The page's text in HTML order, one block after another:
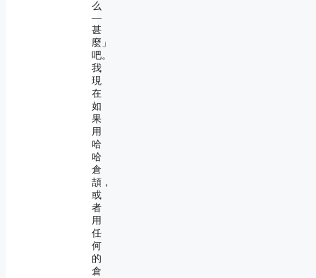
么
―
甚
麼」
吧。
我
現
在
如
果
用
哈
哈
倉
頡，
或
者
用
任
何
的
倉